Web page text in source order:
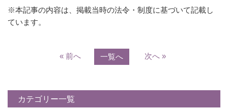
※本記事の内容は、掲載当時の法令・制度に基づいて記載し
ています。
« 前へ 一覧へ 次へ »
カテゴリー一覧